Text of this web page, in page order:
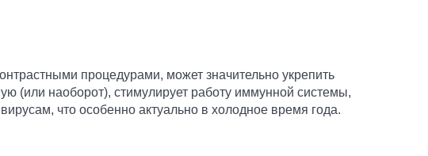
процедурами, может значительно укрепить
(или наоборот), стимулирует работу иммунной системы,
что особенно актуально в холодное время года.